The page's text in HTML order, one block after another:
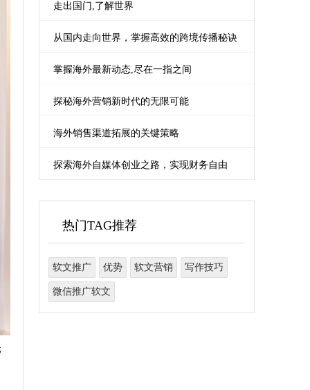
走出国门,了解世界
从国内走向世界，掌握高效的跨境传播秘诀
掌握海外最新动态,尽在一指之间
探秘海外营销新时代的无限可能
海外销售渠道拓展的关键策略
探索海外自媒体创业之路，实现财务自由
热门TAG推荐
软文推广 优势 软文营销 写作技巧
微信推广软文